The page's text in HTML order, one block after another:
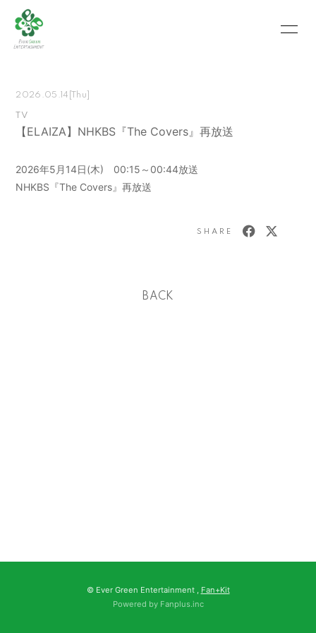
SCHEDULE
VIDEO PHOTO
MOVIE BLOG
ログイン
2026.05.14 [Thu]
TV
【ELAIZA】NHKBS『The Covers』再放送
2026年5月14日(木) 00:15～00:44放送
NHKBS『The Covers』再放送
SHARE
BACK
© Ever Green Entertainment , Fan+Kit
Powered by Fanplus.inc